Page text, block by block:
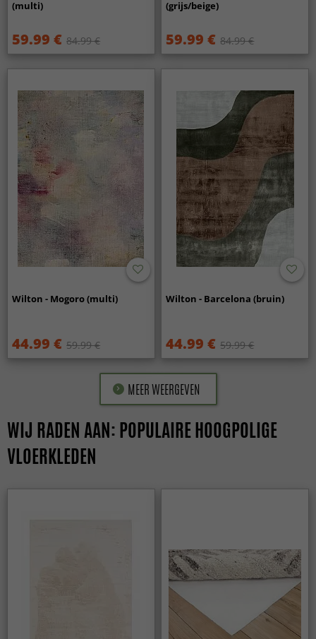
(multi)
59.99 € 84.99 €
(grijs/beige)
59.99 € 84.99 €
Wilton - Mogoro (multi)
44.99 € 59.99 €
Wilton - Barcelona (bruin)
44.99 € 59.99 €
MEER WEERGEVEN
WIJ RADEN AAN: POPULAIRE HOOGPOLIGE
VLOERKLEDEN